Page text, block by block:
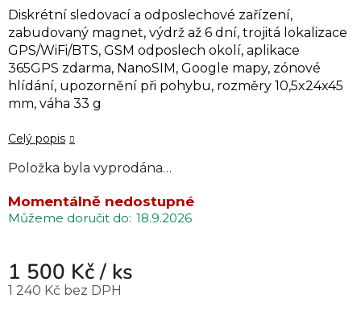
Diskrétní sledovací a odposlechové zařízení,
zabudovaný magnet, výdrž až 6 dní, trojitá lokalizace
GPS/WiFi/BTS, GSM odposlech okolí, aplikace
365GPS zdarma, NanoSIM, Google mapy, zónové
hlídání, upozornění při pohybu, rozměry 10,5x24x45
mm, váha 33 g
Celý popis
Položka byla vyprodána…
Momentálně nedostupné
18.9.2026
1 500 Kč/ ks
1 240 Kč bez DPH